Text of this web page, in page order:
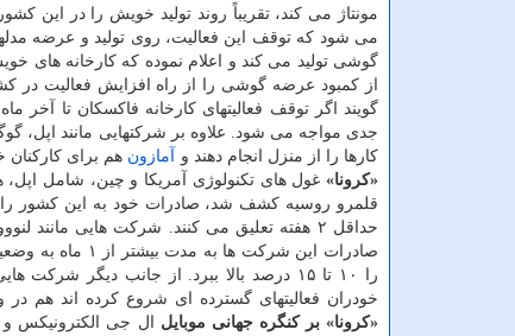
مونتاژ می كند، تقریباً روند تولید خویش را در
می شود كه توقف این فعالیت، روی تولید و عرضه
از كمبود عرضه گوشی را از راه افزایش فعالیت در
گویند اگر توقف فعالیتهای كارخانه فاكسكان تا
كارها را از منزل انجام دهند و
آمازون هم برای
«كرونا»
قلمرو روسیه كشف شد، صادرات خود به این كشور را
حداقل ۲ هفته تعلیق می كنند. شركت هایی
صادرات این
را ۱۰ تا ۱۵ درصد بالا ببرد. از جانب دیگر
خودران فعالیتهای گسترده ای شروع كرده اند هم در
«كرونا» بر كنگره جهانی موبایل